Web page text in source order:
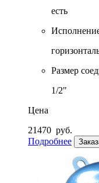
есть
Размер
1/2"
Цена
21470 руб.
Подробнее